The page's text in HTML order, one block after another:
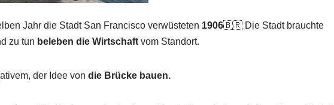
Jahr die Stadt San Francisco verwüsteten 1906🇧🇷 Die Stadt brauchte
zu tun beleben die Wirtschaft vom Standort.
der Idee von die Brücke bauen.